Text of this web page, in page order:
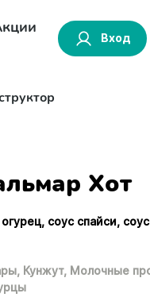
Вход
Хот
соус спайси,
Кунжут, Молочные